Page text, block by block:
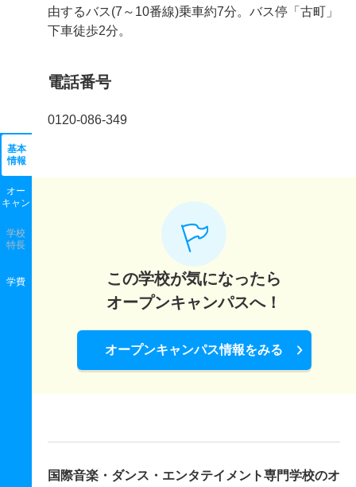
基本
情報
オー
キャン
学校
特長
学費
由するバス(7～10番線)乗車約7分。バス停「古町」
下車徒歩2分。
電話番号
0120-086-349
この学校が気になったら
オープンキャンパスへ！
オープンキャンパス情報をみる
国際音楽・ダンス・エンタテイメント専門学校のオ